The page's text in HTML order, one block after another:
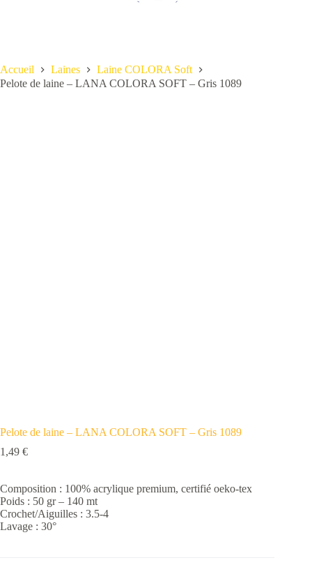
Accueil Laines
Laine COLORA Soft
Pelote de laine – LANA COLORA SOFT – Gris 1089
Pelote de laine – LANA COLORA SOFT – Gris 1089
1,49 €
Composition : 100% acrylique premium, certifié oeko-tex
Poids : 50 gr – 140 mt
Crochet/Aiguilles : 3.5-4
Lavage : 30°